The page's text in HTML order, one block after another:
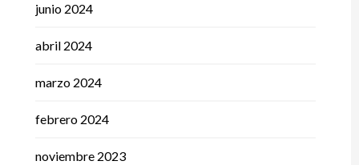
junio 2024
abril 2024
marzo 2024
febrero 2024
noviembre 2023